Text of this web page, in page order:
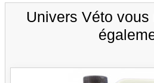
Univers Véto